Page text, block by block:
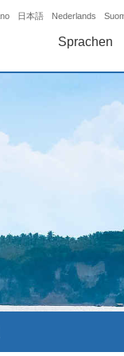
日本語 Nederlands
Sprachen